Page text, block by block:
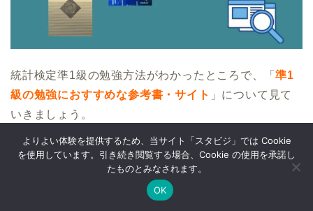
統計検定準1級の勉強方法がわかったところで、「準1
級の勉強におすすめな参考書・サイト 」について見て
いきましょう。
勉強の教材に悩んでいる場合は参考にしてみて下さ
よりよい体験を提供するため、当サイト「スタビジ」では Cookie
を使用しています。引き続き閲覧する場合、Cookie の使用を承諾し
たものとみなされます。
OK